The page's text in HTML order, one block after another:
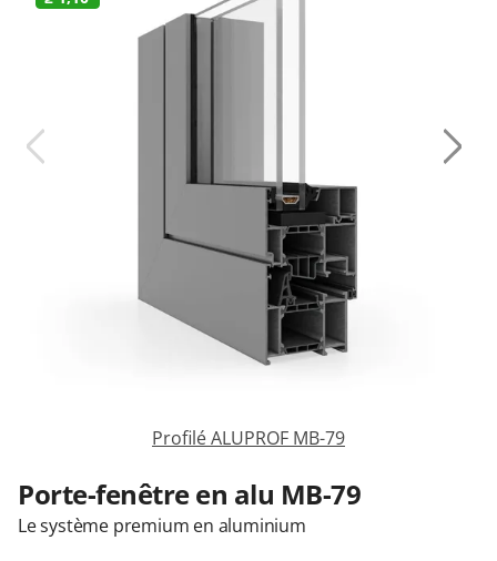
Baies vitrées
Protections solaires
Garages & Carports
Clôtures et portails
Conseils gratuits
Profilé ALUPROF MB-79
Porte-fenêtre en alu MB-79
Le système premium en aluminium